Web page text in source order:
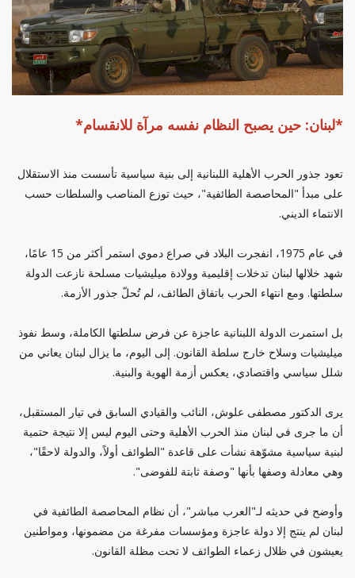
*لبنان: حين يصبح النظام نفسه مرآة للانقسام*
تعود جذور الحرب الأهلية اللبنانية إلى بنية سياسية تأسست منذ الاستقلال
على مبدأ "المحاصصة الطائفية"، حيث توزع المناصب والسلطات حسب
الانتماء الديني.
في عام 1975، انفجرت البلاد في صراع دموي استمر أكثر من 15 عامًا،
شهد خلالها لبنان تدخلات إقليمية وولادة ميليشيات مسلحة نازعت الدولة
سلطتها. ومع انتهاء الحرب باتفاق الطائف، لم تُحلّ جذور الأزمة.
بل استمرت الدولة اللبنانية عاجزة عن فرض سلطتها الكاملة، وسط نفوذ
ميليشيات وسلاح خارج سلطة القانون. إلى اليوم، ما يزال لبنان يعاني من
شلل سياسي واقتصادي، يعكس أزمة الهوية والبنية.
يرى الدكتور مصطفى علوش، النائب والقيادي السابق في تيار المستقبل،
أن ما جرى في لبنان منذ الحرب الأهلية وحتى اليوم ليس إلا نتيجة حتمية
لبنية سياسية مشوّهة نشأت على قاعدة "الطوائف أولاً، والدولة لاحقًا"،
وهي معادلة وصفها بأنها "وصفة ثابتة للفوضى".
وأوضح في حديثه لـ"العرب مباشر"، أن نظام المحاصصة الطائفية في
لبنان لم ينتج إلا دولة عاجزة ومؤسسات مفرغة من مضمونها، ومواطنين
يعيشون في ظلال زعماء الطوائف لا تحت مظلة القانون.